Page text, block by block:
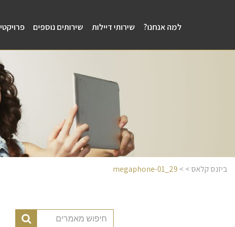
למה אנחנו? שירותי דיילות שירותים נוספים
ביזנס קלאס> >
29_megaphone-01